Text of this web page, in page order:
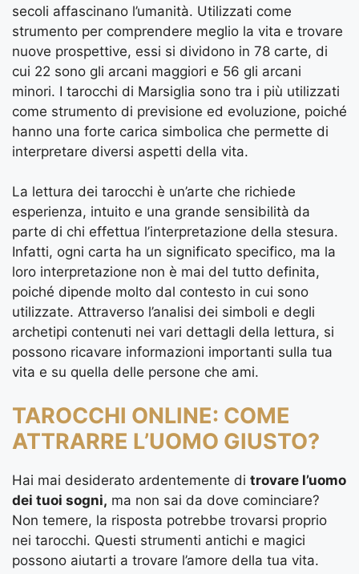
secoli affascinano l’umanità. Utilizzati come
strumento per comprendere meglio la vita e trovare
nuove prospettive, essi si dividono in 78 carte, di
cui 22 sono gli arcani maggiori e 56 gli arcani
minori. I tarocchi di Marsiglia sono tra i più utilizzati
come strumento di previsione ed evoluzione, poiché
hanno una forte carica simbolica che permette di
interpretare diversi aspetti della vita.
La lettura dei tarocchi è un’arte che richiede
esperienza, intuito e una grande sensibilità da
parte di chi effettua l’interpretazione della stesura.
Infatti, ogni carta ha un significato specifico, ma la
loro interpretazione non è mai del tutto definita,
poiché dipende molto dal contesto in cui sono
utilizzate. Attraverso l’analisi dei simboli e degli
archetipi contenuti nei vari dettagli della lettura, si
possono ricavare informazioni importanti sulla tua
vita e su quella delle persone che ami.
TAROCCHI ONLINE: COME
ATTRARRE L’UOMO GIUSTO?
Hai mai desiderato ardentemente di trovare l’uomo
dei tuoi sogni, ma non sai da dove cominciare?
Non temere, la risposta potrebbe trovarsi proprio
nei tarocchi. Questi strumenti antichi e magici
possono aiutarti a trovare l’amore della tua vita.